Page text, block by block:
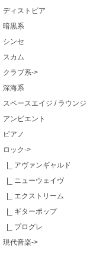
ディストピア
暗黒系
シンセ
スカム
クラブ系->
深海系
スペースエイジ / ラウンジ
アンビエント
ピアノ
ロック->
|_ アヴァンギャルド
|_ ニューウェイヴ
|_ エクストリーム
|_ ギターポップ
|_ プログレ
現代音楽->